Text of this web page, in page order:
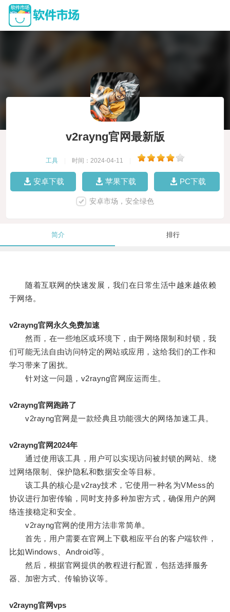
v2rayng官网最新版
工具 时间：2024-04-11
安卓下载 苹果下载 PC下载
安卓市场，安全绿色
简介 排行
随着互联网的快速发展，我们在日常生活中越来越依赖
于网络。
v2rayng官网永久免费加速
然而，在一些地区或环境下，由于网络限制和封锁，我
们可能无法自由访问特定的网站或应用，这给我们的工作和
学习带来了困扰。
针对这一问题，v2rayng官网应运而生。
v2rayng官网跑路了
v2rayng官网是一款经典且功能强大的网络加速工具。
v2rayng官网2024年
通过使用该工具，用户可以实现访问被封锁的网站、绕
过网络限制、保护隐私和数据安全等目标。
该工具的核心是v2ray技术，它使用一种名为VMess的
协议进行加密传输，同时支持多种加密方式，确保用户的网
络连接稳定和安全。
v2rayng官网的使用方法非常简单。
首先，用户需要在官网上下载相应平台的客户端软件，
比如Windows、Android等。
然后，根据官网提供的教程进行配置，包括选择服务
器、加密方式、传输协议等。
v2rayng官网vps